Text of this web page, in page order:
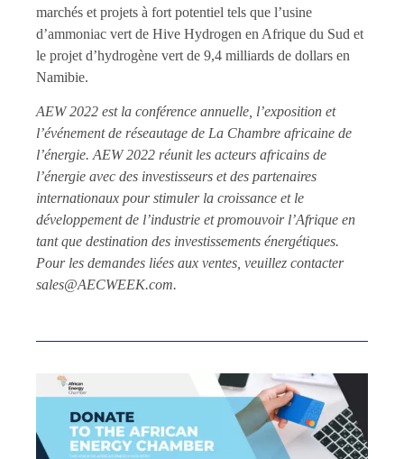
marchés et projets à fort potentiel tels que l’usine
d’ammoniac vert de Hive Hydrogen en Afrique du Sud et
le projet d’hydrogène vert de 9,4 milliards de dollars en
Namibie.
AEW 2022 est la conférence annuelle, l’exposition et
l’événement de réseautage de La Chambre africaine de
l’énergie. AEW 2022 réunit les acteurs africains de
l’énergie avec des investisseurs et des partenaires
internationaux pour stimuler la croissance et le
développement de l’industrie et promouvoir l’Afrique en
tant que destination des investissements énergétiques.
Pour les demandes liées aux ventes, veuillez contacter
sales@AECWEEK.com.